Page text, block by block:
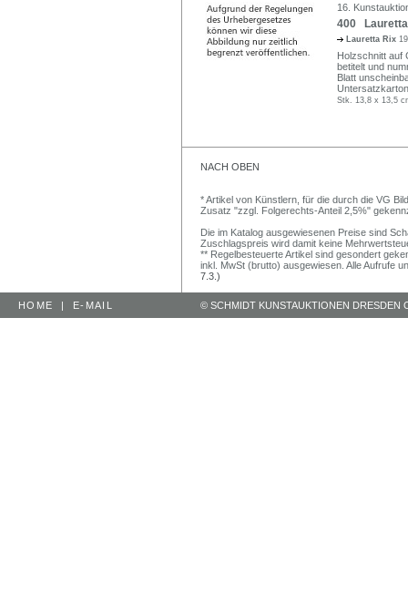
16.
400 Lauretta
Lauretta Rix
Holzschnitt auf
betitelt und
Blatt
Stk. 13,8 x 13,5
NACH OBEN
* Artikel von Künstlern, für die durch die VG
Zusatz "zzgl. Folgerechts-Anteil 2,5%"
Die im Katalog ausgewiesenen Preise sind
Zuschlagspreis wird damit keine
** Regelbesteuerte Artikel sind gesondert
inkl. MwSt (brutto) ausgewiesen. Alle Aufrufe
7.3.)
HOME | E-MAIL © SCHMIDT KUNSTAUKTIONEN DRESDEN